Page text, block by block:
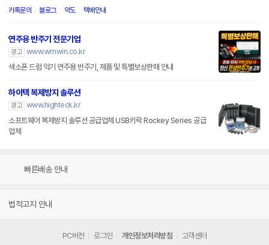
카톡문의 블로그 약도 택배안내
연주용 반주기 전문기업
광고 www.wmwin.co.kr
색소폰 드럼 악기 연주용 반주기, 제품 및 특별보상판매 안내
하이텍 복제방지 솔루션
광고 www.highteck.kr
소프트웨어 복제방지 솔루션 공급업체 USB키락 Rockey Series 공급
업체
빠른배송 안내
법적고지 안내
PC버전 로그인 개인정보처리방침 고객센터